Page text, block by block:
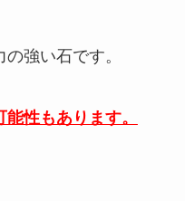
強い石です。
性もあります。